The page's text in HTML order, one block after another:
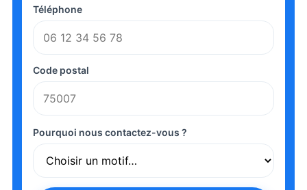
Téléphone
Code postal
Pourquoi nous contactez-vous ?